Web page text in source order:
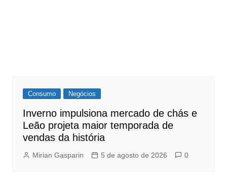
Consumo Negócios
Inverno impulsiona mercado de chás e
Leão projeta maior temporada de
vendas da história
Mirian Gasparin 5 de agosto de 2026 0